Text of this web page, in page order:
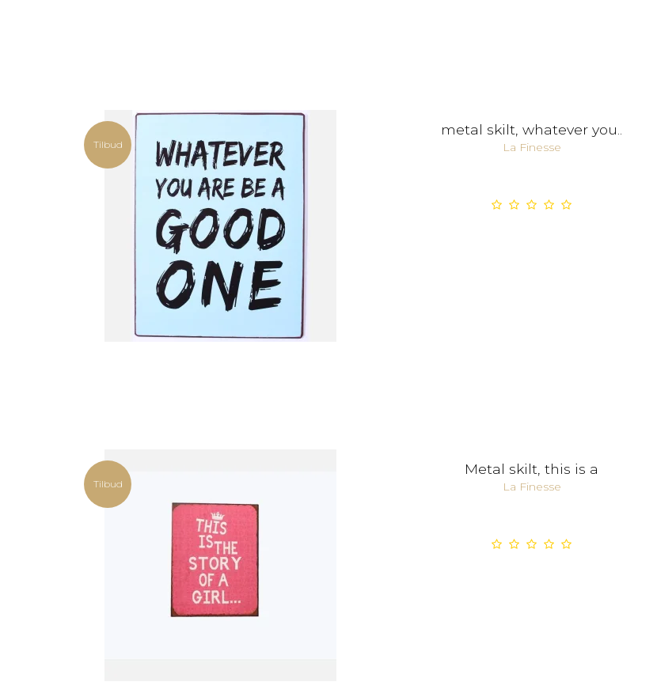
Tilbud
metal skilt, whatever you..
La Finesse
Tilbud
Metal skilt, this is a
La Finesse